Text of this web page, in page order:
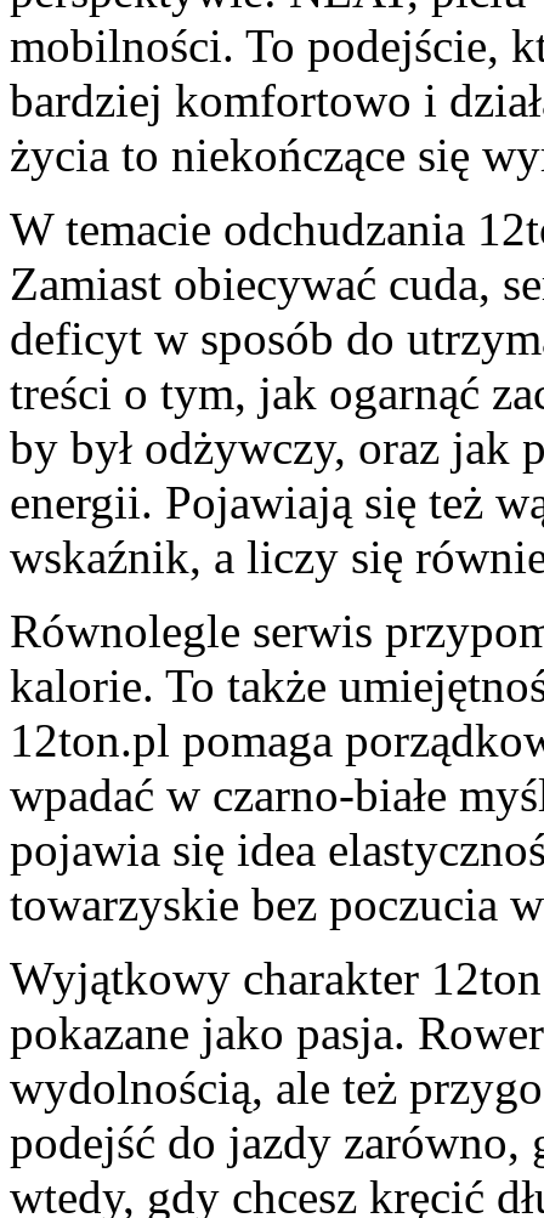
mobilności. To podejście,
bardziej komfortowo i
życia to niekończące się
W temacie odchudzania
Zamiast obiecywać cuda,
deficyt w sposób do
treści o tym, jak ogarnąć
by był odżywczy, oraz jak
energii. Pojawiają się też
wskaźnik, a liczy się
Równolegle serwis
kalorie. To także
12ton.pl pomaga
wpadać w czarno-białe
pojawia się idea
towarzyskie bez poczucia
Wyjątkowy charakter
pokazane jako pasja.
wydolnością, ale też
podejść do jazdy zarówno,
wtedy, gdy chcesz kręcić